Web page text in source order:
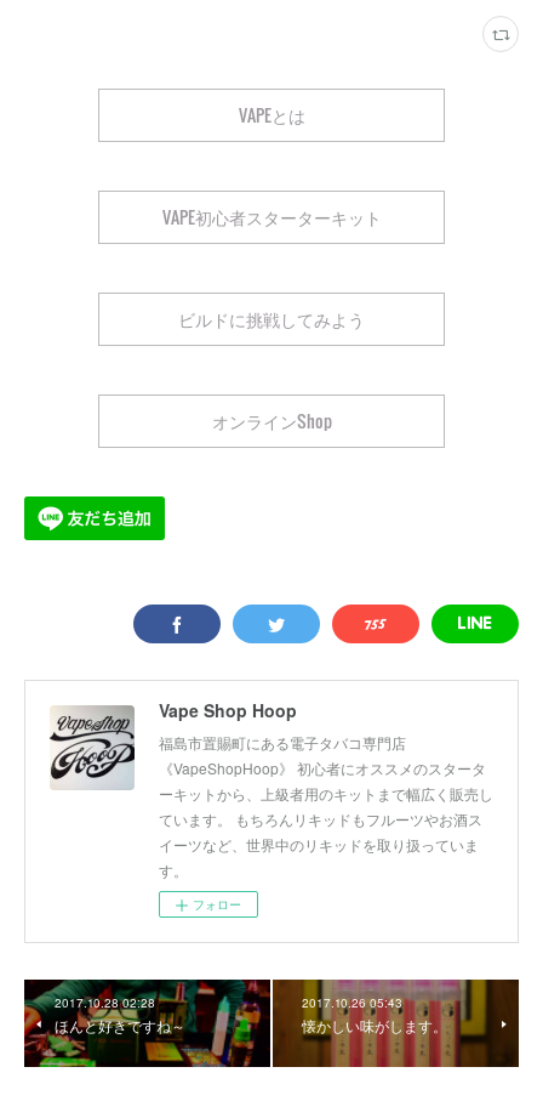
VAPEとは
VAPE初心者スターターキット
ビルドに挑戦してみよう
オンラインShop
Vape Shop Hoop
福島市置賜町にある電子タバコ専門店
《VapeShopHoop》 初心者にオススメのスタータ
ーキットから、上級者用のキットまで幅広く販売し
ています。 もちろんリキッドもフルーツやお酒ス
イーツなど、世界中のリキッドを取り扱っていま
す。
フォロー
2017.10.28 02:28
ほんと好きですね～
2017.10.26 05:43
懐かしい味がします。